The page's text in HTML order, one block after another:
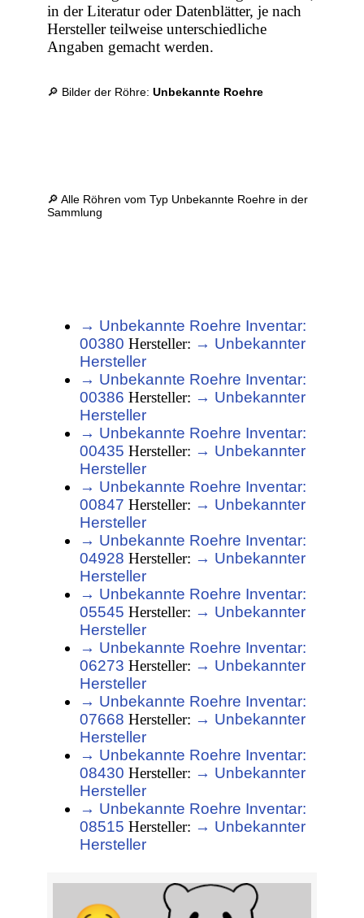
in der Literatur oder Datenblätter, je nach
Hersteller teilweise unterschiedliche
Angaben gemacht werden.
🔎 Bilder der Röhre:Unbekannte Roehre
🔎 Alle Röhren vom Typ Unbekannte Roehre in der
Sammlung
→ Unbekannte Roehre Inventar:
00380 Hersteller: → Unbekannter
Hersteller
→ Unbekannte Roehre Inventar:
00386 Hersteller: → Unbekannter
Hersteller
→ Unbekannte Roehre Inventar:
00435 Hersteller: → Unbekannter
Hersteller
→ Unbekannte Roehre Inventar:
00847 Hersteller: → Unbekannter
Hersteller
→ Unbekannte Roehre Inventar:
04928 Hersteller: → Unbekannter
Hersteller
→ Unbekannte Roehre Inventar:
05545 Hersteller: → Unbekannter
Hersteller
→ Unbekannte Roehre Inventar:
06273 Hersteller: → Unbekannter
Hersteller
→ Unbekannte Roehre Inventar:
07668 Hersteller: → Unbekannter
Hersteller
→ Unbekannte Roehre Inventar:
08430 Hersteller: → Unbekannter
Hersteller
→ Unbekannte Roehre Inventar:
08515 Hersteller: → Unbekannter
Hersteller